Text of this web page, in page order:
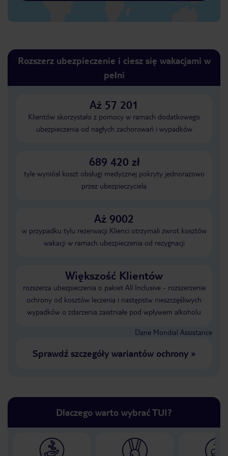
Rozszerz ubezpieczenie i ciesz się wakacjami w
pełni
Aż 57 201
Klientów skorzystało z pomocy w ramach dodatkowego
ubezpieczenia od nagłych zachorowań i wypadków
689 420 zł
tyle wyniósł koszt obsługi medycznej pokryty jednorazowo
przez ubezpieczyciela
Aż 9002
w przypadku tylu rezerwacji Klienci otrzymali zwrot kosztów
wakacji w ramach ubezpieczenia od rezygnacji
Większość Klientów
rozszerza ubezpieczenia o pakiet All Inclusive - rozszerzenie
ochrony od kosztów leczenia i następstw nieszczęśliwych
wypadków o zdarzenia zaistniałe pod wpływem alkoholu
Dane Mondial Assistance
Sprawdź szczegóły wariantów ochrony»
Dlaczego warto wybrać TUI?